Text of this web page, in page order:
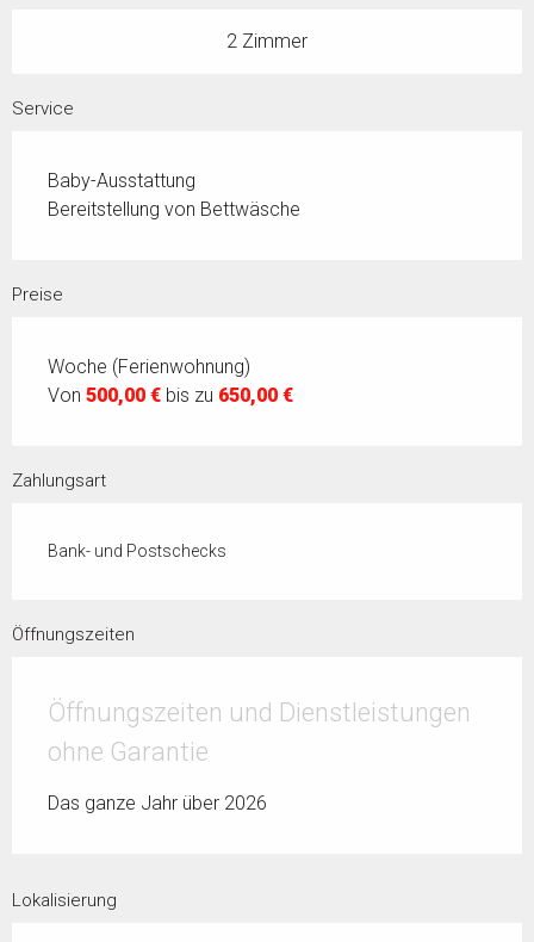
2 Zimmer
Service
Baby-Ausstattung
Bereitstellung von Bettwäsche
Preise
Woche (Ferienwohnung)
Von 500,00 € bis zu 650,00 €
Zahlungsart
Bank- und Postschecks
Öffnungszeiten
Öffnungszeiten und Dienstleistungen
ohne Garantie
Das ganze Jahr über 2026
Lokalisierung